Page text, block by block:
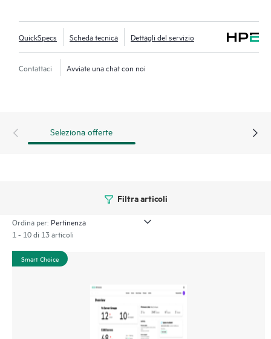
QuickSpecs Scheda tecnica Dettagli del servizio
Contattaci Avviate una chat con noi
Seleziona offerte
Filtra articoli
Ordina per:
1 - 10 di 13 articoli
Smart Choice